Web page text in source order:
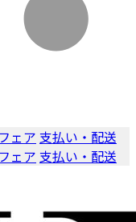
ェア 支払い・配送
ェア 支払い・配送